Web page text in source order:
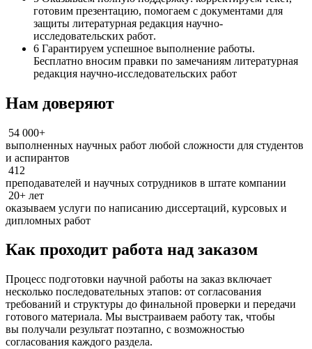
готовим презентацию, помогаем с документами для
защиты литературная редакция научно-
исследовательских работ.
6 Гарантируем успешное выполнение работы.
Бесплатно вносим правки по замечаниям литературная
редакция научно-исследовательских работ
Нам доверяют
54 000+
выполненных научных работ любой сложности для студентов
и аспирантов
412
преподавателей и научных сотрудников в штате компании
20+ лет
оказываем услуги по написанию диссертаций, курсовых и
дипломных работ
Как проходит работа над заказом
Процесс подготовки научной работы на заказ включает
несколько последовательных этапов: от согласования
требований и структуры до финальной проверки и передачи
готового материала. Мы выстраиваем работу так, чтобы
вы получали результат поэтапно, с возможностью
согласования каждого раздела.